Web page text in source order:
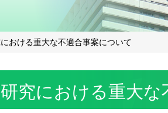
おける重大な不適合事案について
究における重大な